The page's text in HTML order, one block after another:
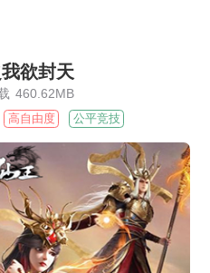
欲封天
460.62MB
高自由度 公平竞技